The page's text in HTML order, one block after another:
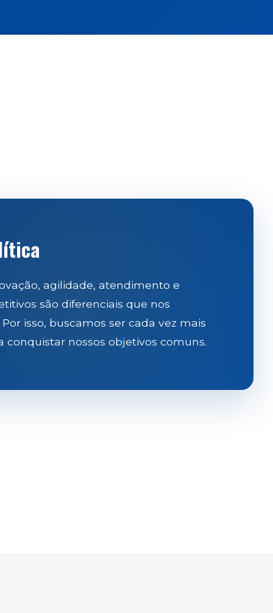
agilidade, atendimento e
são diferenciais que nos
isso, buscamos ser cada vez mais
conquistar nossos objetivos comuns.